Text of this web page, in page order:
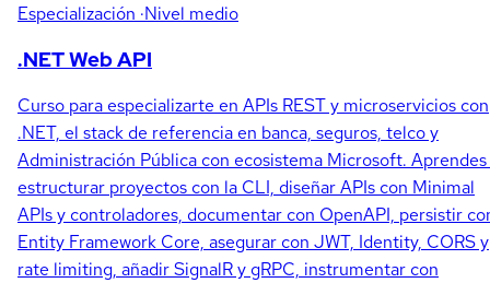
Especialización ·Nivel medio
.NET Web API
Curso para especializarte en APIs REST y microservicios con
.NET, el stack de referencia en banca, seguros, telco y
Administración Pública con ecosistema Microsoft. Aprendes
estructurar proyectos con la CLI, diseñar APIs con Minimal
APIs y controladores, documentar con OpenAPI, persistir
Entity Framework Core, asegurar con JWT, Identity, CORS y
rate limiting, añadir SignalR y gRPC, instrumentar con